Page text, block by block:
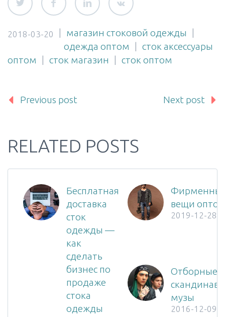
2018-03-20 | магазин стоковой одежды
|
одежда оптом
| сток аксессуары
оптом
| сток магазин | сток оптом
Previous post Next post
RELATED POSTS
Бесплатная
доставка
сток
одежды —
как
сделать
бизнес по
продаже
стока
одежды
вещи
2019-12-28
Отборные
музы
2016-12-09